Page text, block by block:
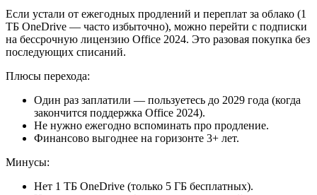
Если устали от ежегодных продлений и переплат за облако (1
ТБ OneDrive — часто избыточно), можно перейти с подписки
на бессрочную лицензию Office 2024. Это разовая покупка без
последующих списаний.
Плюсы перехода:
Один раз заплатили — пользуетесь до 2029 года (когда
закончится поддержка Office 2024).
Не нужно ежегодно вспоминать про продление.
Финансово выгоднее на горизонте 3+ лет.
Минусы:
Нет 1 ТБ OneDrive (только 5 ГБ бесплатных).